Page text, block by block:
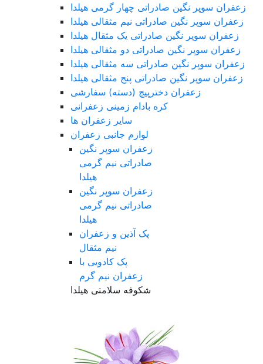
زعفران سوپر نگین صادراتی چهار گرمی هیلدا
زعفران سوپر نگین صادراتی نیم مثقالی هیلدا
زعفران سوپر نگین صادراتی یک مثقال هیلدا
زعفران سوپر نگین صادراتی دو مثقالی هیلدا
زعفران سوپر نگین صادراتی سه مثقالی هیلدا
زعفران سوپر نگین صادراتی پنج مثقالی هیلدا
زعفران دخترپیچ (دسته) سفارشی
کره بادام زمینی زعفرانی
سایر زعفران ها
لوازم جانبی زعفران
زعفران سوپر نگین
صادراتی نیم گرمی
هیلدا
زعفران سوپر نگین
صادراتی نیم گرمی
هیلدا
پک آذین و زعفران
نیم مثقال
پک کادویی با
زعفران نیم گرم
شکوفه سلامتی هیلدا